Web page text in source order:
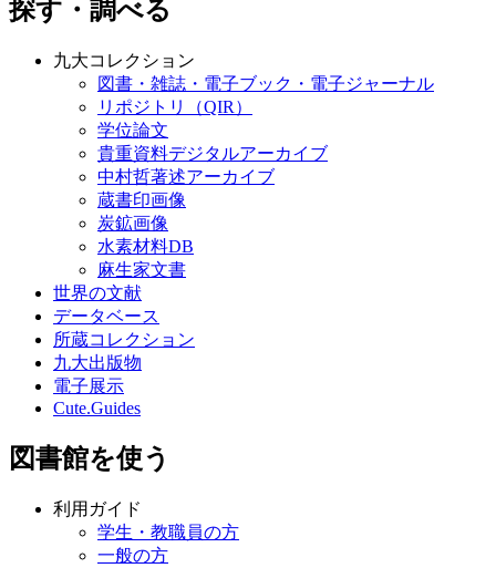
探す・調べる
九大コレクション
図書・雑誌・電子ブック・電子ジャーナル
リポジトリ（QIR）
学位論文
貴重資料デジタルアーカイブ
中村哲著述アーカイブ
蔵書印画像
炭鉱画像
水素材料DB
麻生家文書
世界の文献
データベース
所蔵コレクション
九大出版物
電子展示
Cute.Guides
図書館を使う
利用ガイド
学生・教職員の方
一般の方